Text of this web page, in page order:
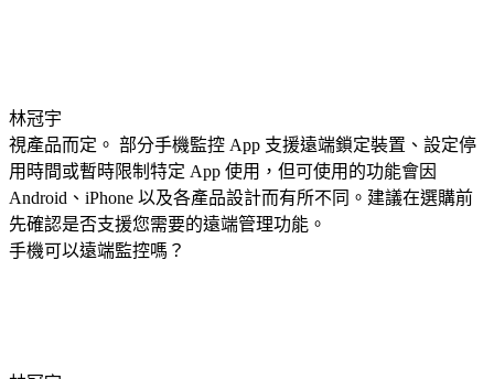
林冠宇
視產品而定。 部分手機監控 App 支援遠端鎖定裝置、設定停
用時間或暫時限制特定 App 使用，但可使用的功能會因
Android、iPhone 以及各產品設計而有所不同。建議在選購前
先確認是否支援您需要的遠端管理功能。
手機可以遠端監控嗎？